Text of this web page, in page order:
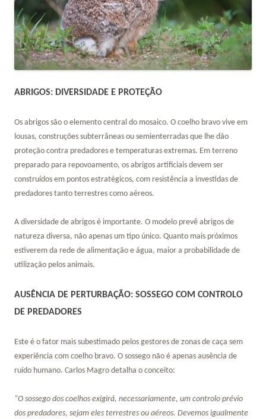
ABRIGOS: DIVERSIDADE E PROTEÇÃO
Os abrigos são o elemento central do mosaico. O coelho bravo vive em
lousas, construções subterrâneas ou semienterradas que lhe dão
proteção contra predadores e temperaturas extremas. Em terreno
preparado para repovoamento, os abrigos artificiais devem ser
construídos em pontos estratégicos, com resistência a investidas de
predadores tanto terrestres como aéreos.
A diversidade de abrigos é importante. O modelo prevê abrigos de
natureza diversa, não apenas um tipo único. Quanto mais próximos
estiverem da rede de alimentação e água, maior a probabilidade de
utilização pelos animais.
AUSÊNCIA DE PERTURBAÇÃO: SOSSEGO COM CONTROLO
DE PREDADORES
Este é o fator mais subestimado pelos gestores de zonas de caça sem
experiência com coelho bravo. O sossego não é apenas ausência de
ruído humano. Carlos Magro detalha o conceito:
“O sossego dos coelhos exigirá, necessariamente, um controlo prévio
dos predadores, sejam eles terrestres ou aéreos. Devemos igualmente